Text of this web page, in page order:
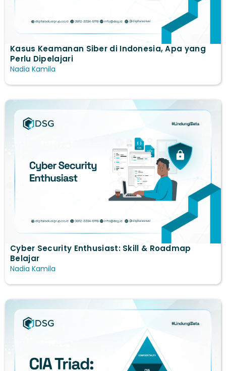
Kasus Keamanan Siber di Indonesia, Apa yang
Perlu Dipelajari
Nadia Kamila
Cyber Security Enthusiast: Skill & Roadmap
Belajar
Nadia Kamila